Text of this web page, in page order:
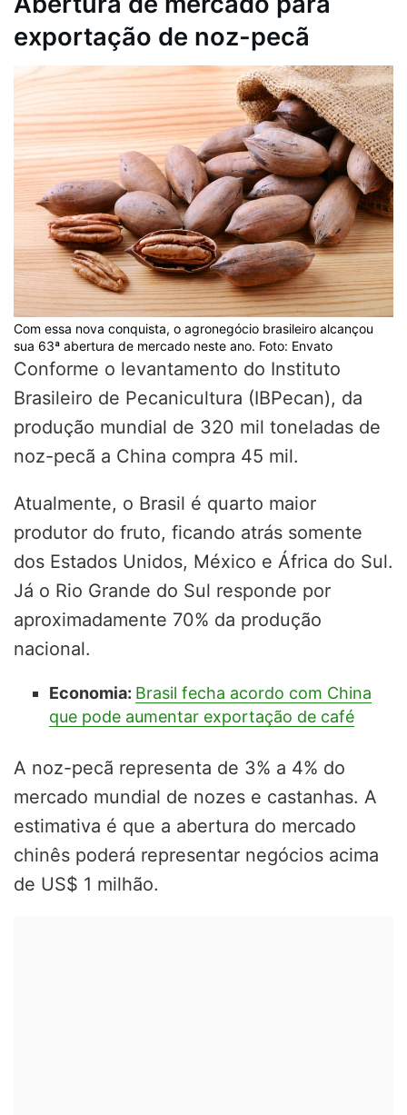
exportação de noz-pecã
Com essa nova conquista, o agronegócio brasileiro alcançou
sua 63ª abertura de mercado neste ano. Foto: Envato
Conforme o levantamento do Instituto
Brasileiro de Pecanicultura (IBPecan), da
produção mundial de 320 mil toneladas de
noz-pecã a China compra 45 mil.
Atualmente, o Brasil é quarto maior
produtor do fruto, ficando atrás somente
dos Estados Unidos, México e África do Sul.
Já o Rio Grande do Sul responde por
aproximadamente 70% da produção
nacional.
Economia: Brasil fecha acordo com China
que pode aumentar exportação de café
A noz-pecã representa de 3% a 4% do
mercado mundial de nozes e castanhas. A
estimativa é que a abertura do mercado
chinês poderá representar negócios acima
de US$ 1 milhão.